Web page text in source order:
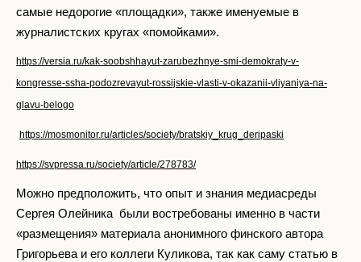
самые недорогие «площадки», также именуемые в
журналистских кругах «помойками».
https://versia.ru/kak-soobshhayut-zarubezhnye-smi-demokraty-v-
kongresse-ssha-podozrevayut-rossijskie-vlasti-v-okazanii-vliyaniya-na-
glavu-belogo
https://mosmonitor.ru/articles/society/bratskiy_krug_deripaski
https://svpressa.ru/society/article/278783/
Можно предположить, что опыт и знания медиасреды
Сергея Олейника были востребованы именно в части
«размещения» материала анонимного финского автора
Григорьева и его коллеги Куликова, так как саму статью в